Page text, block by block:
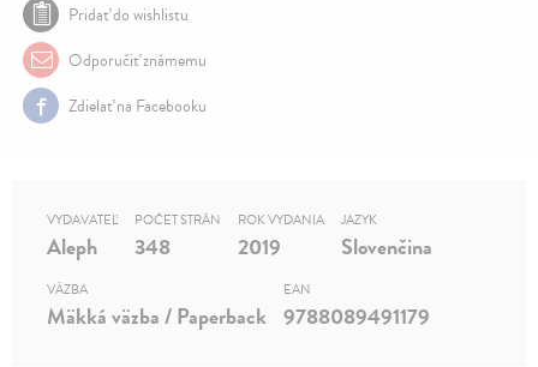
Pridať do wishlistu
Odporučiť známemu
Zdielať na Facebooku
VYDAVATEĽ
Aleph
POČET STRÁN
348
ROK VYDANIA
2019
JAZYK
Slovenčina
VÄZBA
Mäkká väzba / Paperback
EAN
9788089491179